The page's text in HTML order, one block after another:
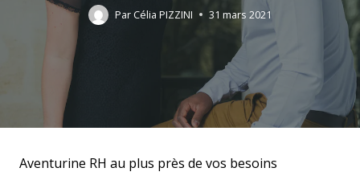
ParCélia PIZZINI 31 mars 2021
Aventurine RH au plus près de vos besoins